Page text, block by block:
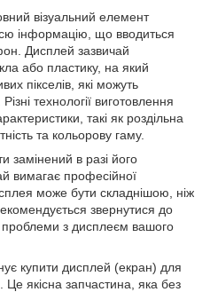
візуальний елемент
інформацію, що вводиться
Дисплей зазвичай
або пластику, на який
пікселів, які можуть
технології виготовлення
такі як роздільна
та кольорову гаму.
замінений в разі його
вимагає професійної
може бути складнішою, ніж
звернутися до
проблеми з дисплеєм вашого
купити дисплей (екран) для
якісна запчастина, яка без